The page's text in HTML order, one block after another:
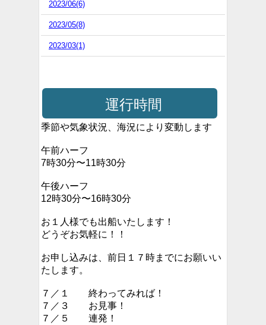
2023/06(6)
2023/05(8)
2023/03(1)
運行時間
季節や気象状況、海況により変動します
午前ハーフ
7時30分〜11時30分
午後ハーフ
12時30分〜16時30分
お１人様でも出船いたします！
どうぞお気軽に！！
お申し込みは、前日１７時までにお願いい
たします。
７／１ 終わってみれば！
７／３ お見事！
７／５ 連発！